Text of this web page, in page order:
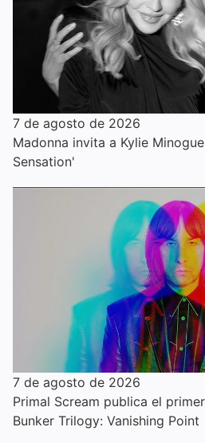
7 de agosto de 2026
Madonna invita a Kylie
Sensation'
7 de agosto de 2026
Primal Scream publica el
Bunker Trilogy: Vanishing Point